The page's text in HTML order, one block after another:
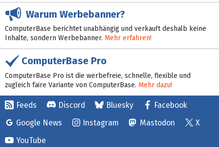
Warum Werbebanner?
ComputerBase berichtet unabhängig und verkauft deshalb keine
Inhalte, sondern Werbebanner. Mehr erfahren!
ComputerBase Pro
ComputerBase Pro ist die werbefreie, schnelle, flexible und
zugleich faire Variante von ComputerBase. Mehr dazu!
Feeds Discord Bluesky
Facebook
Google News
Instagram Mastodon
X
YouTube